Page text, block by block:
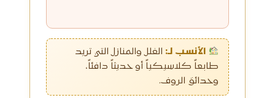
الأنسب لـ: الفلل والمنازل التي تريد
طابعاً كلاسيكياً أو حديثاً دافئاً،
وحدائق الروف.